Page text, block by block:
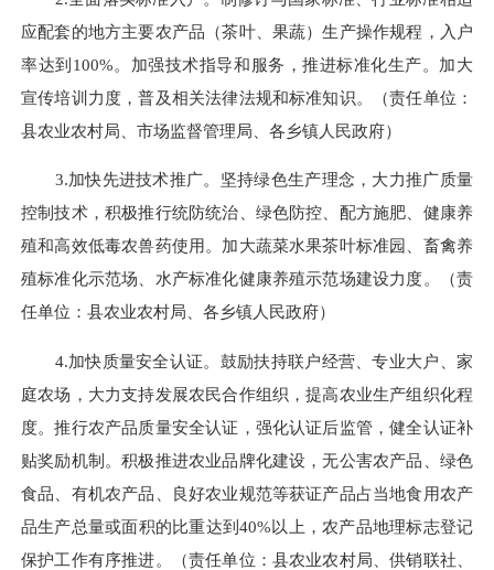
应配套的地方主要农产品（茶叶、果蔬）生产操作规程，入户
率达到 100%。加强技术指导和服务，推进标准化生产。加大
宣传培训力度，普及相关法律法规和标准知识。
（责任单位：
县农业农村局、市场监督管理局、 各乡镇人民政府）
3.加快先进技术推广。 坚持绿色生产理念，大力推广质量
控制技术，积极推行统防统治、绿色防控、配方施肥、健康养
殖和高效低毒农兽药使用。加大蔬菜水果茶叶标准园、畜禽养
殖标准化示范场、水产标准化健康养殖示范场建设力度。
（责
任单位：县农业农村局、 各乡镇人民政府）
4.加快质量安全认证。 鼓励扶持联户经营、专业大户、家
庭农场，大力支持发展农民合作组织，提高农业生产组织化程
度。推行农产品质量安全认证，强化认证后监管，健全认证补
贴奖励机制。积极推进农业品牌化建设，无公害农产品、绿色
食品、有机农产品、良好农业规范等获证产品占当地食用农产
品生产总量或面积的比重达到40%以上 ，农产品地理标志登记
保护工作有序推进。
（责任单位：县农业农村局、供销联社、